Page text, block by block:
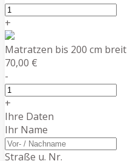
+
Matratzen bis 200 cm breit
70,00 €
-
+
Ihre Daten
Ihr Name
Straße u. Nr.